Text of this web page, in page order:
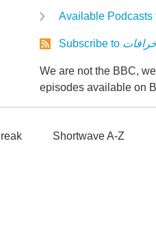
Available Podcasts
Subscribe to
We are not the BBC,
episodes available on
Shortwave A-Z